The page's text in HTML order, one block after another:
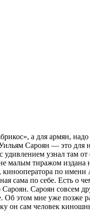
а для армян,
Сароян — это для
узнал там
малым тиражом издана
кинооператора по
сама по себе. Есть о
Сароян совсем
Об этом мне уже позже
он сам человек